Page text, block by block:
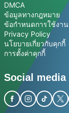
DMCA
ข้อมูลทางกฎหมาย
ข้อกำหนดการใช้งาน
Privacy Policy
นโยบายเกี่ยวกับคุกกี้
การตั้งค่าคุกกี้
Social media